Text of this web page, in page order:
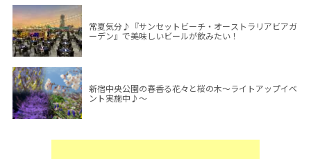
常夏気分♪『サンセットビーチ・オーストラリアビアガ
ーデン』で美味しいビールが飲みたい！
新宿中央公園の春香る花々と桜の木～ライトアップイベ
ント実施中♪～